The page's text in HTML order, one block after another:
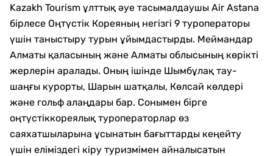
Kazakh Tourism ұлттық әуе тасымалдаушы Air Astana
бірлесе Оңтүстік Кореяның негізгі 9 туроператоры
үшін таныстыру турын ұйымдастырды. Меймандар
Алматы қаласының және Алматы облысының көрікті
жерлерін аралады. Оның ішінде Шымбұлақ тау-
шаңғы курорты, Шарын шатқалы, Көлсай көлдері
және гольф алаңдары бар. Сонымен бірге
оңтүстіккореялық туроператорлар өз
саяхатшыларына ұсынатын бағыттарды кеңейту
үшін еліміздегі кіру туризмімен айналысатын